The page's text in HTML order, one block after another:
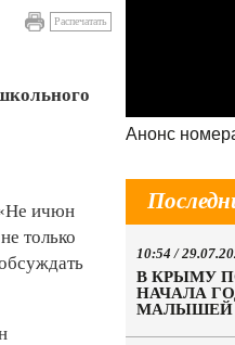
Распечатать
«Не ичюн
только
Анонс
10:54 /
В КРЫМУ
НАЧАЛА
МАЛЫШЕЙ